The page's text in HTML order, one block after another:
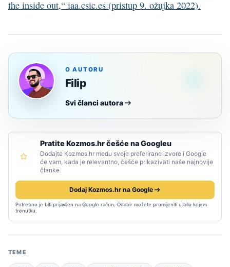
the inside out,“ iaa.csic.es (pristup 9. ožujka 2022).
O AUTORU
Filip
Svi članci autora
Pratite Kozmos.hr češće na Googleu
Dodajte Kozmos.hr među svoje preferirane izvore i Google
će vam, kada je relevantno, češće prikazivati naše najnovije
članke.
Dodaj Kozmos.hr na Google
Potrebno je biti prijavljen na Google račun. Odabir možete promijeniti u bilo kojem
trenutku.
TEME